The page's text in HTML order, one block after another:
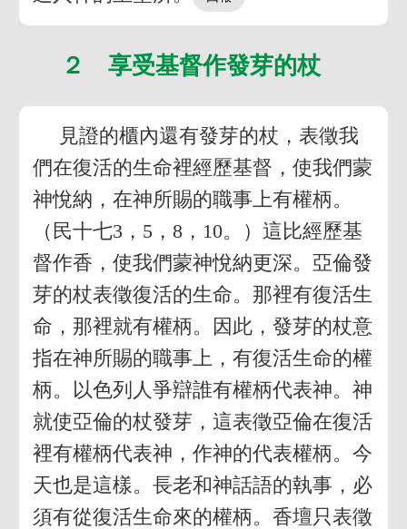
２ 享受基督作發芽的杖
見證的櫃內還有發芽的杖，表徵我
們在復活的生命裡經歷基督，使我們蒙
神悅納，在神所賜的職事上有權柄。
（民十七3，5，8，10。）這比經歷基
督作香，使我們蒙神悅納更深。亞倫發
芽的杖表徵復活的生命。那裡有復活生
命，那裡就有權柄。因此，發芽的杖意
指在神所賜的職事上，有復活生命的權
柄。以色列人爭辯誰有權柄代表神。神
就使亞倫的杖發芽，這表徵亞倫在復活
裡有權柄代表神，作神的代表權柄。今
天也是這樣。長老和神話語的執事，必
須有從復活生命來的權柄。香壇只表徵